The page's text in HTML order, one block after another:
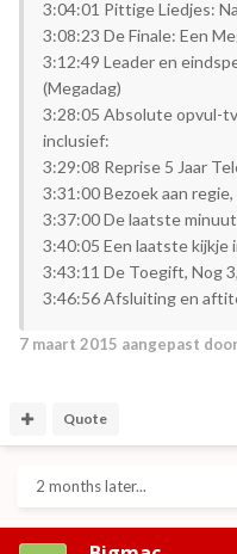
3:04:01 Pittige Liedjes:
3:08:23 De Finale: Een
3:12:49 Leader en
(Megadag)
3:28:05 Absolute opvul-
inclusief:
3:29:08 Reprise 5 Jaar
3:31:00 Bezoek aan
3:37:00 De laatste
3:40:05 Een laatste kijkje
3:43:11 De Toegift, Nog
3:46:56 Afsluiting en
7 maart 2015 aangepast
Quote
2 months later...